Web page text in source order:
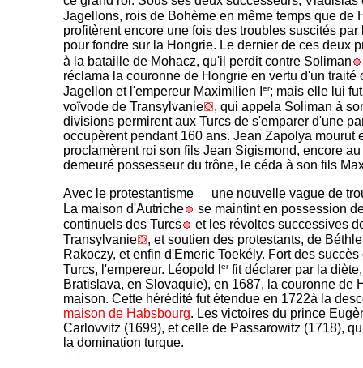
Jagellons, rois de Bohème en même temps que de
profitèrent encore une fois des troubles suscités
pour fondre sur la Hongrie. Le dernier de ces deux
à la bataille de Mohacz, qu'il perdit contre Soliman
réclama la couronne de Hongrie en vertu d'un traité
Jagellon et l'empereur Maximilien I
er; mais elle lui
voïvode de Transylvanie
, qui appela Soliman à
divisions permirent aux Turcs de s'emparer d'une
occupèrent pendant 160 ans. Jean Zapolya mourut
proclamèrent roi son fils Jean Sigismond, encore
demeuré possesseur du trône, le céda à son fils
Avec le protestantisme
une nouvelle vague de
La maison d'Autriche
se maintint en possession
continuels des Turcs
et les révoltes successives
Transylvanie
, et soutien des protestants, de
Rakoczy, et enfin d'Emeric Toekély. Fort des
Turcs, l'empereur. Léopold l
erfit déclarer par la
Bratislava, en Slovaquie), en 1687, la couronne de
maison. Cette hérédité fut étendue en 1722à la
maison de Habsbourg. Les victoires du prince
Carlovvitz (1699), et celle de Passarowitz (1718),
la domination turque.
-